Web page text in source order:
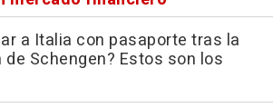
a Italia con pasaporte tras la
Schengen? Estos son los